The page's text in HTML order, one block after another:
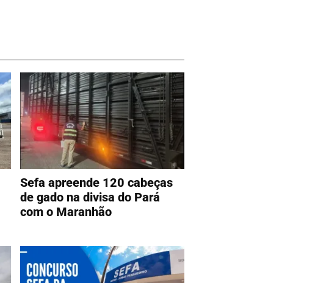
Sefa apreende 120 cabeças
de gado na divisa do Pará
com o Maranhão